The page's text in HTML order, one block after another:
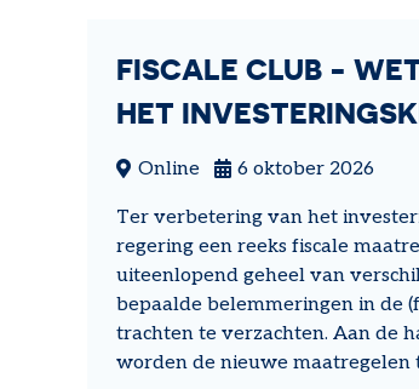
FISCALE CLUB -
HET
Online 6 oktober 2026
Ter verbetering van het
regering een reeks fiscale
uiteenlopend geheel van
bepaalde belemmeringen in de
trachten te verzachten. Aan de
worden de nieuwe maatregelen